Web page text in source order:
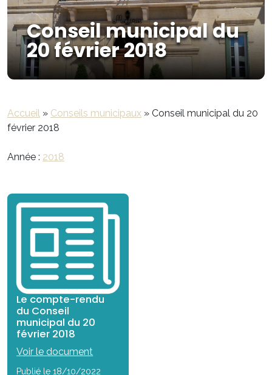
Conseil municipal du
20 février 2018
Accueil » Conseils municipaux » Conseil municipal du 20
février 2018
Année : 2018
Le compte-rendu
du Conseil
municipal du 20
février 2018
Voir le document
Publié le 18/10/2022